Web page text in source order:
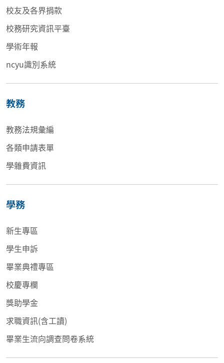
校友及各界捐款
校務研究資訊平臺
學術年報
ncyu識別系統
教務
教務法規彙編
各類申請表單
學雜費資訊
學務
新生專區
學生申訴
畢業典禮專區
校慶專欄
獎助學金
求職資訊(含工讀)
畢業生流向調查問卷系統